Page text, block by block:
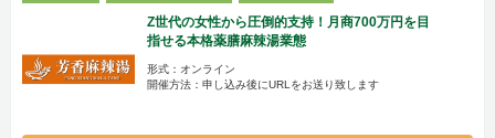
Z世代の女性から圧倒的支持！月商700万円を目
指せる本格薬膳麻辣湯業態
形式：オンライン
開催方法：申し込み後にURLをお送り致します